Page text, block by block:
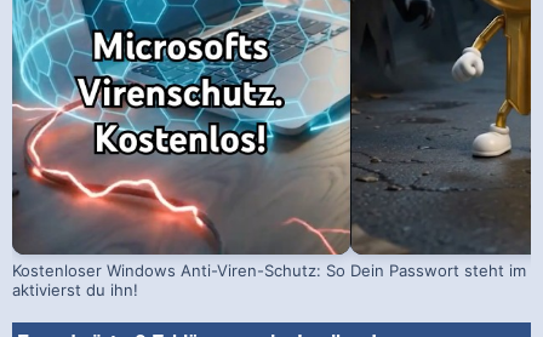
Kostenloser Windows Anti-Viren-Schutz: So
aktivierst du ihn!
Dein Passwort steht im